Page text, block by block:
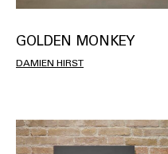
GOLDEN MONKEY
DAMIEN HIRST